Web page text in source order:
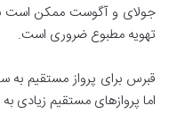
جولای و آگوست ممکن است به
تهویه مطبوع ضروری است.
قبرس برای پرواز مستقیم به
اما پروازهای مستقیم زیادی